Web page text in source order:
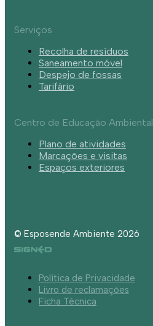
Serviços
Recolha de resíduos
Saneamento móvel
Despejo de fossas
Tarifário
Centro de Educação Ambiental
Plano de atividades
Marcações e visitas
Espaços exteriores
© Esposende Ambiente 2026
Política de Privacidade
Livro de reclamações
Ficha Técnica